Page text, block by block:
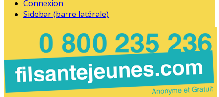
Connexion
Sidebar (barre latérale)